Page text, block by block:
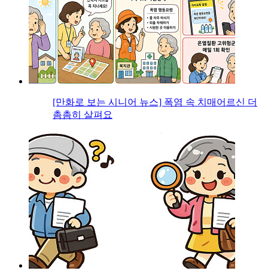
[만화로 보는 시니어 뉴스] 폭염 속 치매어르신 더
촘촘히 살펴요